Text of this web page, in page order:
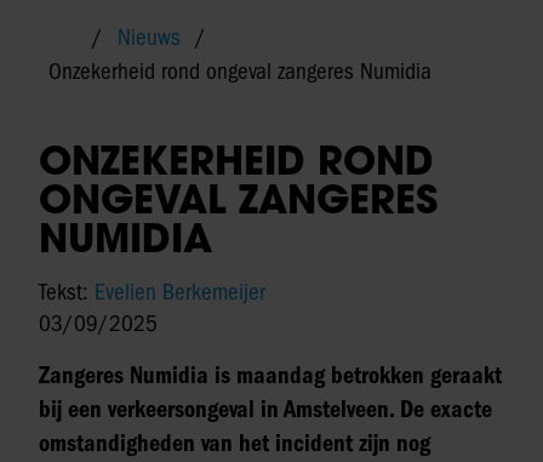
Nieuws
Onzekerheid rond ongeval zangeres Numidia
ONZEKERHEID ROND
ONGEVAL ZANGERES
NUMIDIA
Tekst: Evelien Berkemeijer
03/09/2025
Zangeres Numidia is maandag betrokken geraakt
bij een verkeersongeval in Amstelveen. De exacte
omstandigheden van het incident zijn nog